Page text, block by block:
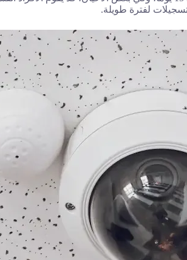
لفترة طويلة.